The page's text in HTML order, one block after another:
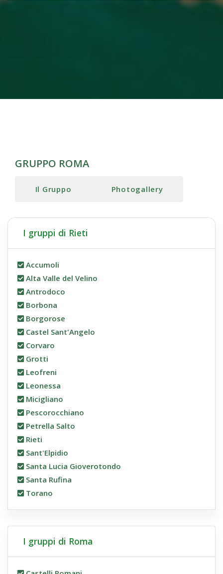
GRUPPO ROMA
Il Gruppo Photogallery
I gruppi di Rieti
Accumoli
Alta Valle del Velino
Antrodoco
Borbona
Borgorose
Castel Sant'Angelo
Corvaro
Grotti
Leofreni
Leonessa
Micigliano
Pescorocchiano
Petrella Salto
Rieti
Sant'Elpidio
Santa Lucia Gioverotondo
Santa Rufina
Torano
I gruppi di Roma